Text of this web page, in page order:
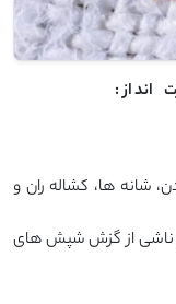
‌اند از :
شانه ها، کشاله ران و
ناشی از گزش شپش های